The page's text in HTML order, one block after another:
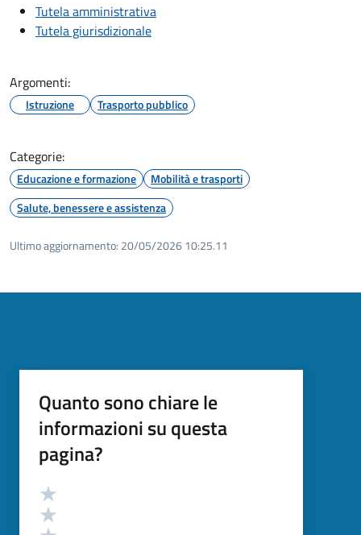
Tutela amministrativa
Tutela giurisdizionale
Argomenti:
Istruzione Trasporto pubblico
Categorie:
Educazione e formazione
Mobilità e trasporti
Salute, benessere e assistenza
Ultimo aggiornamento: 20/05/2026 10:25.11
Quanto sono chiare le
informazioni su questa
pagina?
Valutazione